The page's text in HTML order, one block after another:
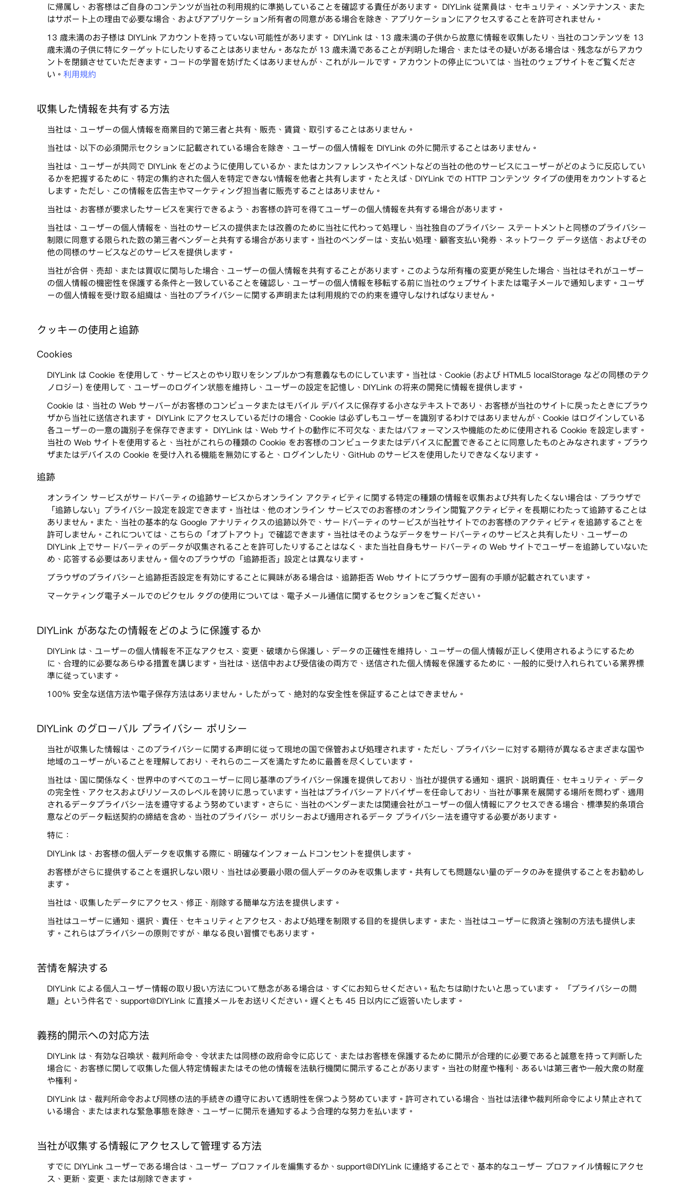
に帰属し、お客様はご自身のコンテンツが当社の利用規約に準拠していることを確認する責任があります。 DIYLink 従業員は、セキュリティ、メンテナンス、また
はサポート上の理由で必要な場合、およびアプリケーション所有者の同意がある場合を除き、アプリケーションにアクセスすることを許可されません。
13 歳未満のお子様は DIYLink アカウントを持っていない可能性があります。 DIYLink は、13 歳未満の子供から故意に情報を収集したり、当社のコンテンツを 13
歳未満の子供に特にターゲットにしたりすることはありません。あなたが 13 歳未満であることが判明した場合、またはその疑いがある場合は、残念ながらアカウ
ントを閉鎖させていただきます。コードの学習を妨げたくはありませんが、これがルールです。アカウントの停止については、当社のウェブサイトをご覧くださ
い。 利用規約
収集した情報を共有する方法
当社は、ユーザーの個人情報を商業目的で第三者と共有、販売、賃貸、取引することはありません。
当社は、以下の必須開示セクションに記載されている場合を除き、ユーザーの個人情報を DIYLink の外に開示することはありません。
当社は、ユーザーが共同で DIYLink をどのように使用しているか、またはカンファレンスやイベントなどの当社の他のサービスにユーザーがどのように反応してい
るかを把握するために、特定の集約された個人を特定できない情報を他者と共有します。たとえば、DIYLink での HTTP コンテンツ タイプの使用をカウントすると
します。ただし、この情報を広告主やマーケティング担当者に販売することはありません。
当社は、お客様が要求したサービスを実行できるよう、お客様の許可を得てユーザーの個人情報を共有する場合があります。
当社は、ユーザーの個人情報を、当社のサービスの提供または改善のために当社に代わって処理し、当社独自のプライバシー ステートメントと同様のプライバシー
制限に同意する限られた数の第三者ベンダーと共有する場合があります。当社のベンダーは、支払い処理、顧客支払い発券、ネットワーク データ送信、およびその
他の同様のサービスなどのサービスを提供します。
当社が合併、売却、または買収に関与した場合、ユーザーの個人情報を共有することがあります。このような所有権の変更が発生した場合、当社はそれがユーザー
の個人情報の機密性を保護する条件と一致していることを確認し、ユーザーの個人情報を移転する前に当社のウェブサイトまたは電子メールで通知します。ユーザ
ーの個人情報を受け取る組織は、当社のプライバシーに関する声明または利用規約での約束を遵守しなければなりません。
クッキーの使用と追跡
Cookies
DIYLink は Cookie を使用して、サービスとのやり取りをシンプルかつ有意義なものにしています。当社は、Cookie (および HTML5 localStorage などの同様のテク
ノロジー) を使用して、ユーザーのログイン状態を維持し、ユーザーの設定を記憶し、DIYLink の将来の開発に情報を提供します。
Cookie は、当社の Web サーバーがお客様のコンピュータまたはモバイル デバイスに保存する小さなテキストであり、お客様が当社のサイトに戻ったときにブラウ
ザから当社に送信されます。 DIYLink にアクセスしているだけの場合、Cookie は必ずしもユーザーを識別するわけではありませんが、Cookie はログインしている
各ユーザーの一意の識別子を保存できます。 DIYLink は、Web サイトの動作に不可欠な、またはパフォーマンスや機能のために使用される Cookie を設定します。
当社の Web サイトを使用すると、当社がこれらの種類の Cookie をお客様のコンピュータまたはデバイスに配置できることに同意したものとみなされます。ブラウ
ザまたはデバイスの Cookie を受け入れる機能を無効にすると、ログインしたり、GitHub のサービスを使用したりできなくなります。
追跡
オンライン サービスがサードパーティの追跡サービスからオンライン アクティビティに関する特定の種類の情報を収集および共有したくない場合は、ブラウザで
「追跡しない」プライバシー設定を設定できます。当社は、他のオンライン サービスでのお客様のオンライン閲覧アクティビティを長期にわたって追跡することは
ありません。また、当社の基本的な Google アナリティクスの追跡以外で、サードパーティのサービスが当社サイトでのお客様のアクティビティを追跡することを
許可しません。これについては、こちらの「オプトアウト」で確認できます。当社はそのようなデータをサードパーティのサービスと共有したり、ユーザーの
DIYLink 上でサードパーティのデータが収集されることを許可したりすることはなく、また当社自身もサードパーティの Web サイトでユーザーを追跡していないた
め、応答する必要はありません。個々のブラウザの「追跡拒否」設定とは異なります。
ブラウザのプライバシーと追跡拒否設定を有効にすることに興味がある場合は、追跡拒否 Web サイトにブラウザー固有の手順が記載されています。
マーケティング電子メールでのピクセル タグの使用については、電子メール通信に関するセクションをご覧ください。
DIYLink があなたの情報をどのように保護するか
DIYLink は、ユーザーの個人情報を不正なアクセス、変更、破壊から保護し、データの正確性を維持し、ユーザーの個人情報が正しく使用されるようにするため
に、合理的に必要なあらゆる措置を講じます。当社は、送信中および受信後の両方で、送信された個人情報を保護するために、一般的に受け入れられている業界標
準に従っています。
100% 安全な送信方法や電子保存方法はありません。したがって、絶対的な安全性を保証することはできません。
DIYLink のグローバル プライバシー ポリシー
当社が収集した情報は、このプライバシーに関する声明に従って現地の国で保管および処理されます。ただし、プライバシーに対する期待が異なるさまざまな国や
地域のユーザーがいることを理解しており、それらのニーズを満たすために最善を尽くしています。
当社は、国に関係なく、世界中のすべてのユーザーに同じ基準のプライバシー保護を提供しており、当社が提供する通知、選択、説明責任、セキュリティ、データ
の完全性、アクセスおよびリソースのレベルを誇りに思っています。当社はプライバシーアドバイザーを任命しており、当社が事業を展開する場所を問わず、適用
されるデータプライバシー法を遵守するよう努めています。さらに、当社のベンダーまたは関連会社がユーザーの個人情報にアクセスできる場合、標準契約条項合
意などのデータ転送契約の締結を含め、当社のプライバシー ポリシーおよび適用されるデータ プライバシー法を遵守する必要があります。
特に：
DIYLink は、お客様の個人データを収集する際に、明確なインフォームドコンセントを提供します。
お客様がさらに提供することを選択しない限り、当社は必要最小限の個人データのみを収集します。共有しても問題ない量のデータのみを提供することをお勧めし
ます。
当社は、収集したデータにアクセス、修正、削除する簡単な方法を提供します。
当社はユーザーに通知、選択、責任、セキュリティとアクセス、および処理を制限する目的を提供します。また、当社はユーザーに救済と強制の方法も提供しま
す。これらはプライバシーの原則ですが、単なる良い習慣でもあります。
苦情を解決する
DIYLink による個人ユーザー情報の取り扱い方法について懸念がある場合は、すぐにお知らせください。私たちは助けたいと思っています。 「プライバシーの問
題」という件名で、support@DIYLink に直接メールをお送りください。遅くとも 45 日以内にご返答いたします。
義務的開示への対応方法
DIYLink は、有効な召喚状、裁判所命令、令状または同様の政府命令に応じて、またはお客様を保護するために開示が合理的に必要であると誠意を持って判断した
場合に、お客様に関して収集した個人特定情報またはその他の情報を法執行機関に開示することがあります。当社の財産や権利、あるいは第三者や一般大衆の財産
や権利。
DIYLink は、裁判所命令および同様の法的手続きの遵守において透明性を保つよう努めています。許可されている場合、当社は法律や裁判所命令により禁止されて
いる場合、またはまれな緊急事態を除き、ユーザーに開示を通知するよう合理的な努力を払います。
当社が収集する情報にアクセスして管理する方法
すでに DIYLink ユーザーである場合は、ユーザー プロファイルを編集するか、support@DIYLink に連絡することで、基本的なユーザー プロファイル情報にアクセ
ス、更新、変更、または削除できます。